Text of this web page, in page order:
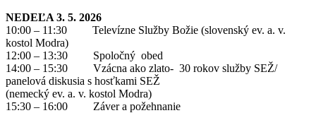
NEDEĽA 3. 5. 2026
10:00 – 11:30 Televízne Služby Božie (slovenský ev. a. v.
kostol Modra)
12:00 – 13:30 Spoločný obed
14:00 – 15:30 Vzácna ako zlato- 30 rokov služby SEŽ/
panelová diskusia s hosťkami SEŽ
(nemecký ev. a. v. kostol Modra)
15:30 – 16:00 Záver a požehnanie